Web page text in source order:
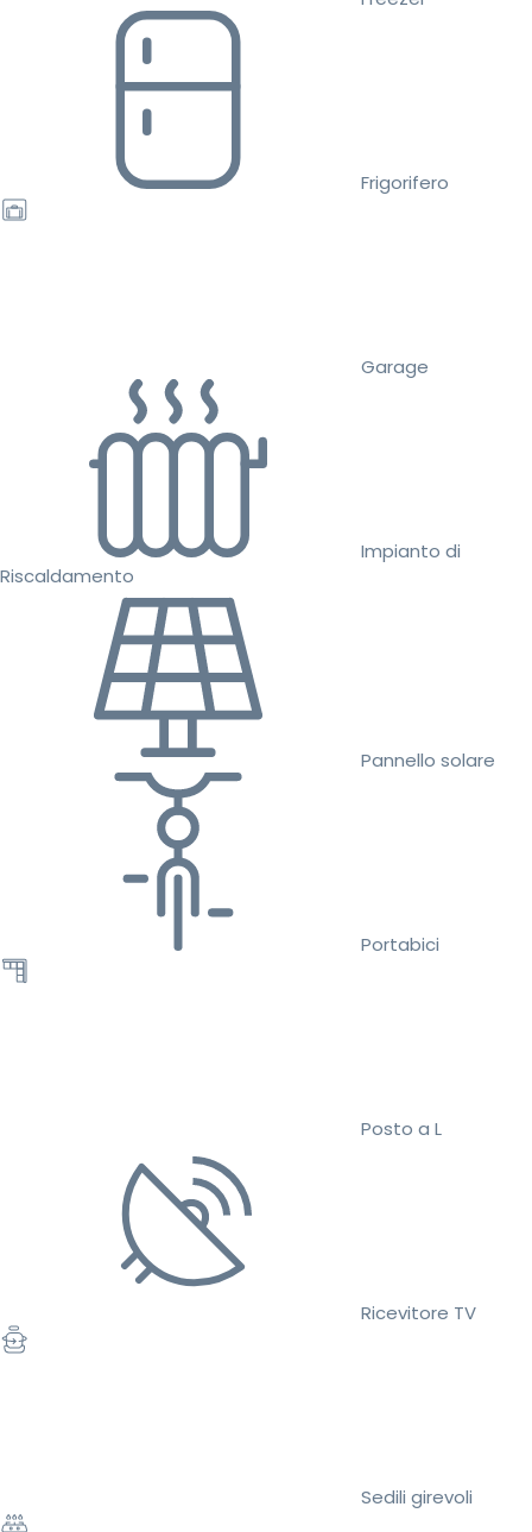
Frigorifero
Garage
Impianto di
Riscaldamento
Pannello solare
Portabici
Posto a L
Ricevitore TV
Sedili girevoli